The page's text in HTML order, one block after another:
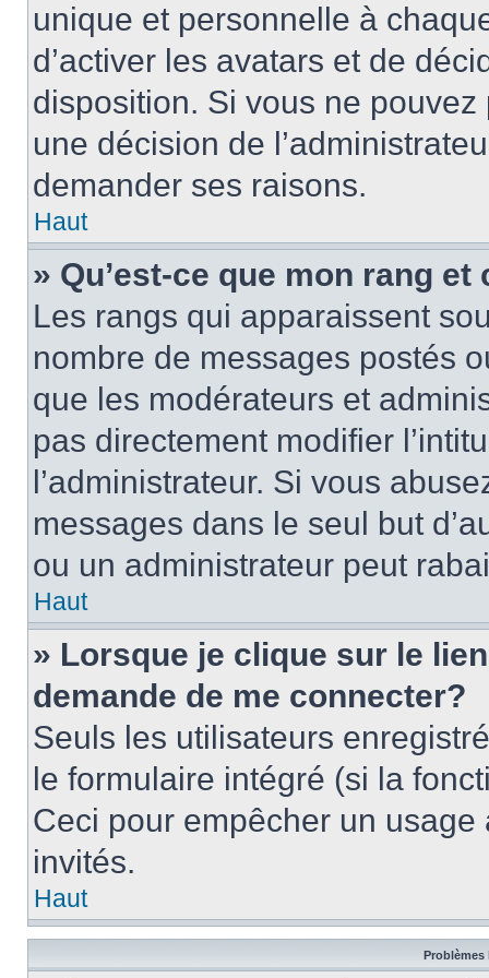
unique et personnelle à
d’activer les avatars et de
disposition. Si vous ne pouvez
une décision de
demander ses raisons.
Haut
» Qu’est-ce que mon rang
Les rangs qui apparaissent
nombre de messages postés
que les modérateurs et
pas directement modifier
l’administrateur. Si vous
messages dans le seul but
ou un administrateur peut
Haut
» Lorsque je clique sur le
demande de me connecter?
Seuls les utilisateurs
le formulaire intégré (si la
Ceci pour empêcher un
invités.
Haut
Problèmes